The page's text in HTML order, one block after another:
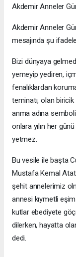
Akdemir Anneler
Akdemir Anneler
mesajında şu
Bizi dünyaya
yemeyip yediren,
fenalıklardan
teminatı, olan biricik
anma adına
onlara yılın her
yetmez.
Bu vesile ile başta
Mustafa Kemal
şehit annelerimiz
annesi kıymetli
kutlar ebediyete
dilerken, hayatta
dedi.